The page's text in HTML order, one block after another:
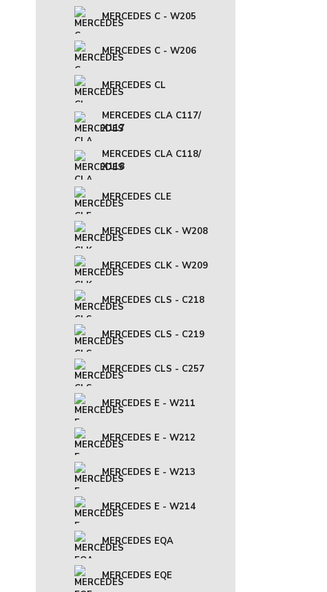
MERCEDES C - W205
MERCEDES C - W206
MERCEDES CL
MERCEDES CLA C117/
X117
MERCEDES CLA C118/
X118
MERCEDES CLE
MERCEDES CLK - W208
MERCEDES CLK - W209
MERCEDES CLS - C218
MERCEDES CLS - C219
MERCEDES CLS - C257
MERCEDES E - W211
MERCEDES E - W212
MERCEDES E - W213
MERCEDES E - W214
MERCEDES EQA
MERCEDES EQE